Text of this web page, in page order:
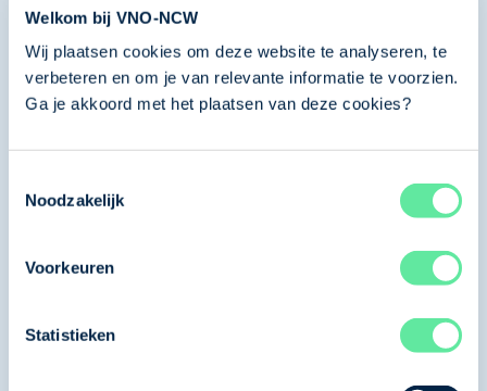
Welkom bij VNO-NCW
Wij plaatsen cookies om deze website te analyseren, te
verbeteren en om je van relevante informatie te voorzien.
Ga je akkoord met het plaatsen van deze cookies?
Noodzakelijk
Voorkeuren
Statistieken
Conjunctuur
Financiering
Fiscaliteit
Lokale lasten
Werkgeverslasten
Onderwijs en scholing
Randvoorwaarden